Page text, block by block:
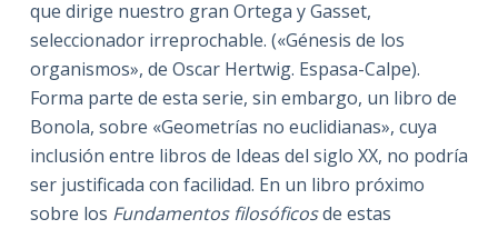
que dirige nuestro gran Ortega y Gasset,
seleccionador irreprochable. («Génesis de los
organismos», de Oscar Hertwig. Espasa-Calpe).
Forma parte de esta serie, sin embargo, un libro de
Bonola, sobre «Geometrías no euclidianas», cuya
inclusión entre libros de Ideas del siglo XX, no podría
ser justificada con facilidad. En un libro próximo
sobre los Fundamentos filosóficosde estas